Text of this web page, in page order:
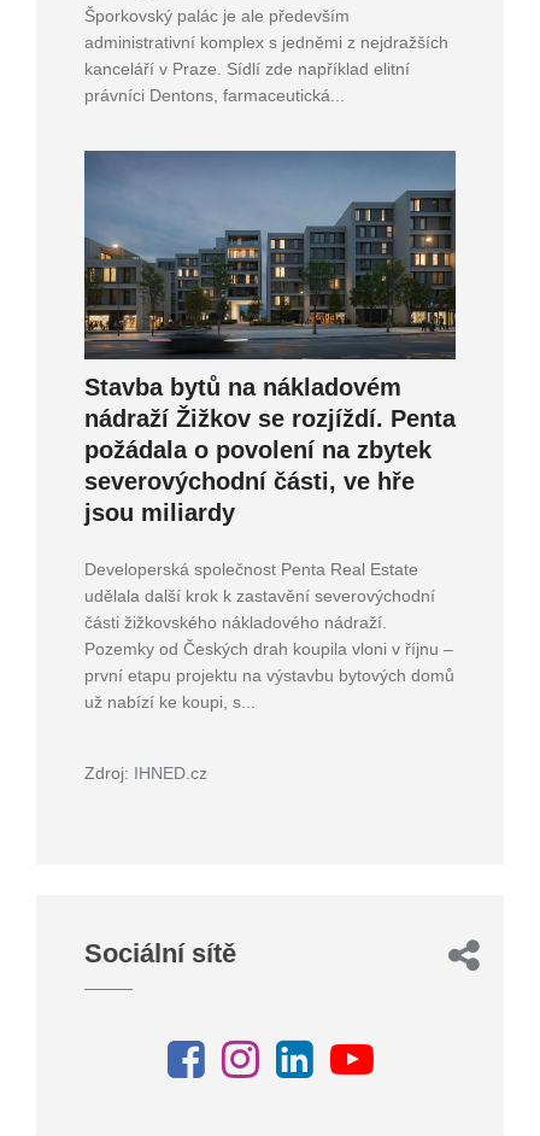
Šporkovský palác je ale především
administrativní komplex s jedněmi z nejdražších
kanceláří v Praze. Sídlí zde například elitní
právníci Dentons, farmaceutická...
Stavba bytů na nákladovém
nádraží Žižkov se rozjíždí. Penta
požádala o povolení na zbytek
severovýchodní části, ve hře
jsou miliardy
Developerská společnost Penta Real Estate
udělala další krok k zastavění severovýchodní
části žižkovského nákladového nádraží.
Pozemky od Českých drah koupila vloni v říjnu –
první etapu projektu na výstavbu bytových domů
už nabízí ke koupi, s...
Zdroj: IHNED.cz
Sociální sítě